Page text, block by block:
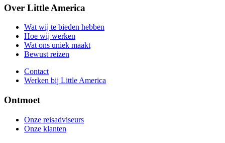
Contact
Werken bij Little America
Onze reisadviseurs
Over Little America
Wat wij te bieden hebben
Hoe wij werken
Wat ons uniek maakt
Bewust reizen
Contact
Werken bij Little America
Ontmoet
Onze reisadviseurs
Onze klanten